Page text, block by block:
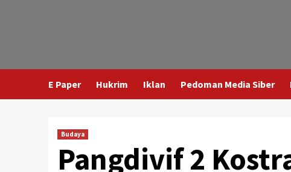
E Paper Hukrim Iklan Pedoman Media Siber
Budaya
Pangdivif 2